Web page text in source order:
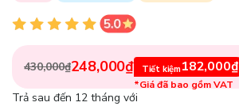
430,000₫248,000₫ Tiết kiệm182,000₫
*Giá đã bao gồm VAT
Trả sau đến 12 tháng với